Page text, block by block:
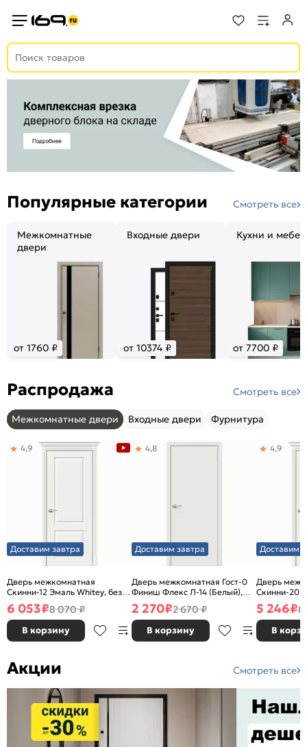
Популярные категории Смотреть все
Межкомнатные
двери
от 1760 ₽
Входные двери
от 10374 ₽
Кухни и
от 7700 ₽
Распродажа Смотреть все
Межкомнатные двери Входные двери Фурнитура
Доставим завтра
Дверь межкомнатная
Скинни-12 Эмаль Whitey, без
декора, глухая, без стекла,
без кромки, скиновая
4,9
6 053₽8 070 ₽
В корзину
Доставим завтра
Дверь межкомнатная Гост-0
Финиш Флекс Л-14 (Белый),
глухая, каркасно-щитовая
4,8
2 270₽2 670 ₽
В корзину
Доставим
Дверь
Скинни-20
декора,
без кромки,
4,9
5 246₽8
В
Акции Смотреть все